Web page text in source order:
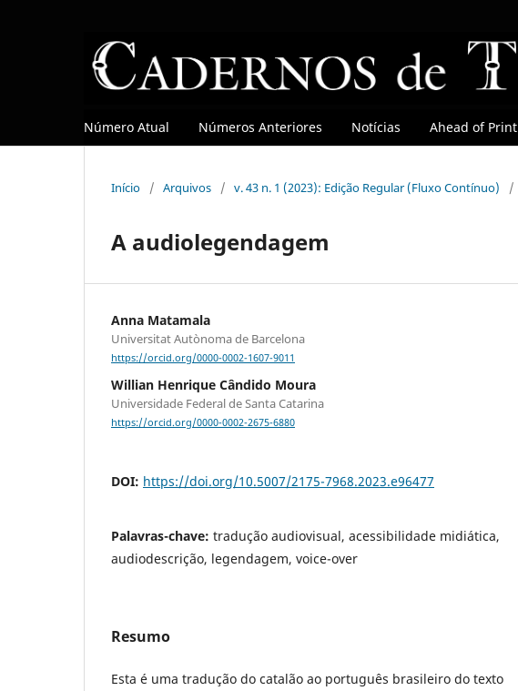
Número Atual Números Anteriores Notícias Ahead of Print
Início / Arquivos / v. 43 n. 1 (2023): Edição Regular (Fluxo Contínuo) /
A audiolegendagem
Anna Matamala
Universitat Autònoma de Barcelona
https://orcid.org/0000-0002-1607-9011
Willian Henrique Cândido Moura
Universidade Federal de Santa Catarina
https://orcid.org/0000-0002-2675-6880
DOI: https://doi.org/10.5007/2175-7968.2023.e96477
Palavras-chave: tradução audiovisual, acessibilidade midiática,
audiodescrição, legendagem, voice-over
Resumo
Esta é uma tradução do catalão ao português brasileiro do texto